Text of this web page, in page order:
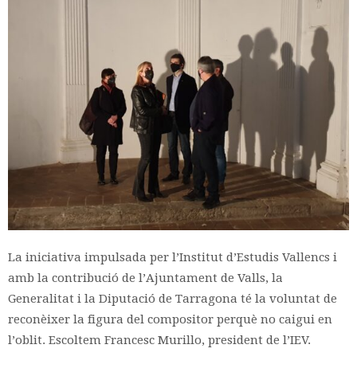
La iniciativa impulsada per l’Institut d’Estudis Vallencs i
amb la contribució de l’Ajuntament de Valls, la
Generalitat i la Diputació de Tarragona té la voluntat de
reconèixer la figura del compositor perquè no caigui en
l’oblit. Escoltem Francesc Murillo, president de l’IEV.